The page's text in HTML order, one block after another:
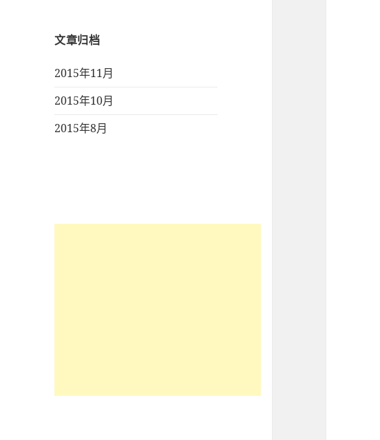
文章归档
2015年11月
2015年10月
2015年8月